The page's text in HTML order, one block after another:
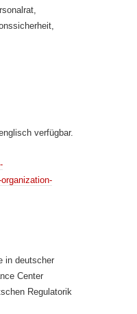
verfügbar.
in deutscher
Center
Regulatorik